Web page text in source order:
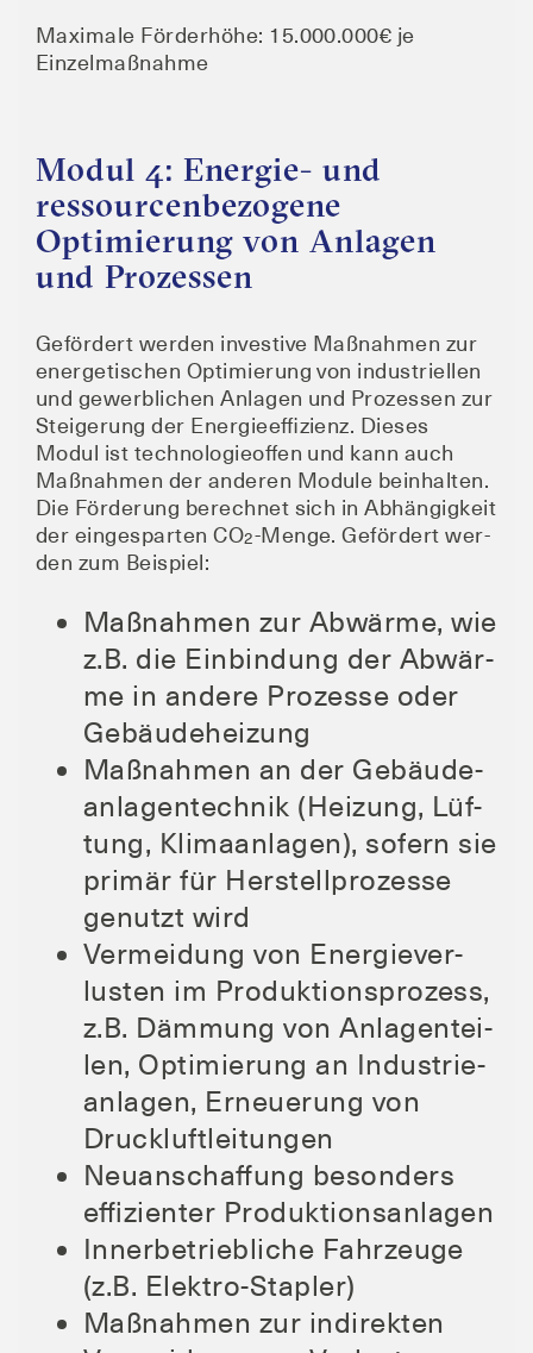
Maxi­ma­le För­der­hö­he: 15.000.000€ je
Einzelmaßnahme
Modul 4: Energie- und
ressourcenbezogene
Optimierung von Anlagen
und Prozessen
Geför­dert wer­den inves­ti­ve Maß­nah­men zur
ener­ge­ti­schen Opti­mie­rung von indus­tri­el­len
und gewerb­li­chen Anla­gen und Pro­zes­sen zur
Stei­ge­rung der Ener­gie­ef­fi­zi­enz. Die­ses
Modul ist tech­no­lo­gie­of­fen und kann auch
Maß­nah­men der ande­ren Modu­le beinhal­ten.
Die För­de­rung berech­net sich in Abhän­gig­keit
der ein­ge­spar­ten CO2-Men­ge. Geför­dert wer­
den zum Beispiel:
Maß­nah­men zur Abwär­me, wie
z.B. die Ein­bin­dung der Abwär­
me in ande­re Pro­zes­se oder
Gebäudeheizung
Maß­nah­men an der Gebäu­de­
an­lagen­tech­nik (Hei­zung, Lüf­
tung, Kli­ma­an­la­gen), sofern sie
pri­mär für Her­stell­pro­zes­se
genutzt wird
Ver­mei­dung von Ener­gie­ver­
lus­ten im Pro­duk­ti­ons­pro­zess,
z.B. Däm­mung von Anla­gen­tei­
len, Opti­mie­rung an Indus­trie­
an­la­gen, Erneue­rung von
Druckluftleitungen
Neu­an­schaf­fung beson­ders
effi­zi­en­ter Produktionsanlagen
Inner­be­trieb­li­che Fahr­zeu­ge
(z.B. Elektro-Stapler)
Maß­nah­men zur indi­rek­ten